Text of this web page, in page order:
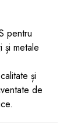
pentru
și metale
și
de